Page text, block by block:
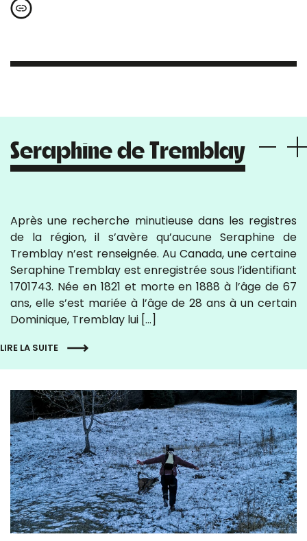
Seraphine de Tremblay
Après une recherche minutieuse dans les registres
de la région, il s’avère qu’aucune Seraphine de
Tremblay n’est renseignée. Au Canada, une certaine
Seraphine Tremblay est enregistrée sous l’identifiant
1701743. Née en 1821 et morte en 1888 à l’âge de 67
ans, elle s’est mariée à l’âge de 28 ans à un certain
Dominique, Tremblay lui […]
LIRE LA SUITE